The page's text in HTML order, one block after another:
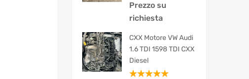
Prezzo su
richiesta
CXX Motore VW Audi
1.6 TDI 1598 TDI CXX
Diesel